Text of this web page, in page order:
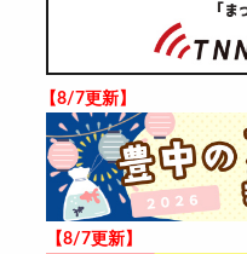
【8/7更新】
【8/7更新】